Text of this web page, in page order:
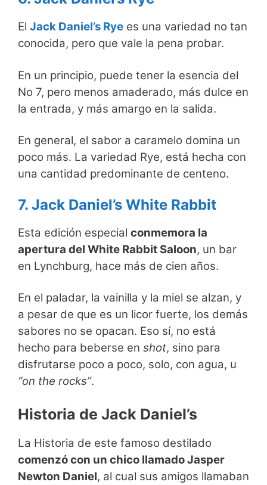
El Jack Daniel’s Rye es una variedad no tan
conocida, pero que vale la pena probar.
En un principio, puede tener la esencia del
No 7, pero menos amaderado, más dulce en
la entrada, y más amargo en la salida.
En general, el sabor a caramelo domina un
poco más. La variedad Rye, está hecha con
una cantidad predominante de centeno.
7. Jack Daniel’s White Rabbit
Esta edición especial conmemora la
apertura del White Rabbit Saloon, un bar
en Lynchburg, hace más de cien años.
En el paladar, la vainilla y la miel se alzan, y
a pesar de que es un licor fuerte, los demás
sabores no se opacan. Eso sí, no está
hecho para beberse en shot, sino para
disfrutarse poco a poco, solo, con agua, u
“on the rocks”.
Historia de Jack Daniel’s
La Historia de este famoso destilado
comenzó con un chico llamado Jasper
Newton Daniel, al cual sus amigos llamaban